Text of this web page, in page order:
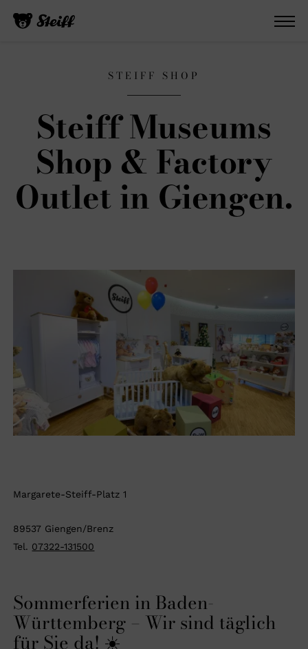
STEIFF SHOP
Steiff Museums
Shop & Factory
Outlet in Giengen.
Margarete-Steiff-Platz 1
89537 Giengen/Brenz
Tel. 07322-131500
Sommerferien in Baden-
Württemberg – Wir sind täglich
für Sie da! ☀️